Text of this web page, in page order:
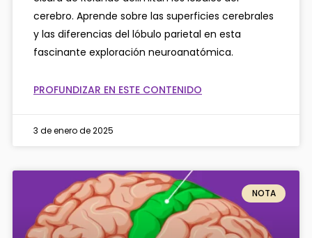
cerebro. Aprende sobre las superficies cerebrales
y las diferencias del lóbulo parietal en esta
fascinante exploración neuroanatómica.
PROFUNDIZAR EN ESTE CONTENIDO
3 de enero de 2025
NOTA